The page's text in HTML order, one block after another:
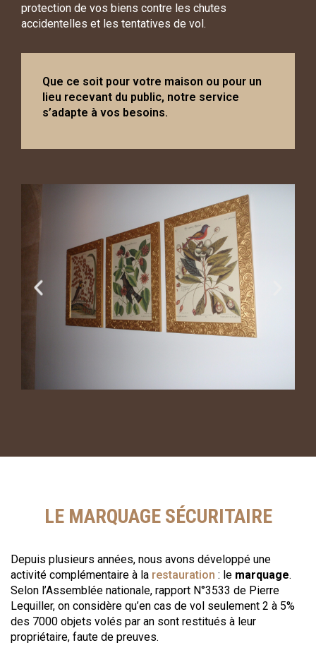
protection de vos biens contre les chutes
accidentelles et les tentatives de vol.
Que ce soit pour votre maison ou pour un
lieu recevant du public, notre service
s’adapte à vos besoins.
LE MARQUAGE SÉCURITAIRE
Depuis plusieurs années, nous avons développé une
activité complémentaire à la restauration : le marquage.
Selon l’Assemblée nationale, rapport N°3533 de Pierre
Lequiller, on considère qu’en cas de vol seulement 2 à 5%
des 7000 objets volés par an sont restitués à leur
propriétaire, faute de preuves.